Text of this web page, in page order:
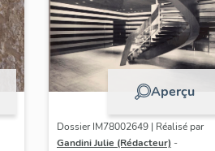
Aperçu
Dossier IM78002649 | Réalisé par
Gandini Julie (Rédacteur) -